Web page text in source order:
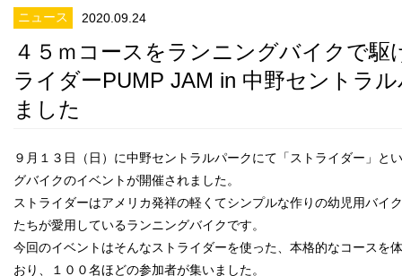
ニュース 2020.09.24
４５ｍコースをランニングバイクで駆
ライダーPUMP JAM in 中野セントラ
ました
９月１３日（日）に中野セントラルパークにて「ストライダー」と
グバイクのイベントが開催されました。
ストライダーはアメリカ発祥の軽くてシンプルな作りの幼児用バイ
たちが愛用しているランニングバイクです。
今回のイベントはそんなストライダーを使った、本格的なコースを
おり、１００名ほどの参加者が集いました。